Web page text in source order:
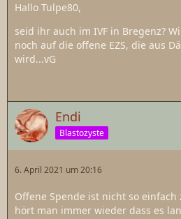
Hallo Tulpe80,
seid ihr auch im IVF in Bregenz?
noch auf die offene EZS, die aus
wird...vG
Endi
Blastozyste
6. April 2021 um 20:16
Offene Spende ist nicht so
hört man immer wieder dass es